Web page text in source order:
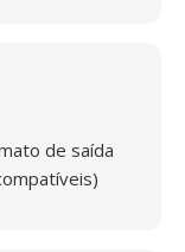
de saída